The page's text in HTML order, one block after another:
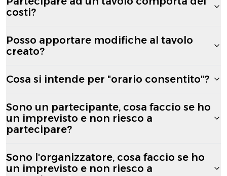
costi?
Posso apportare modifiche al tavolo
creato?
Cosa si intende per "orario consentito"?
Sono un partecipante, cosa faccio se ho
un imprevisto e non riesco a
partecipare?
Sono l'organizzatore, cosa faccio se ho
un imprevisto e non riesco a